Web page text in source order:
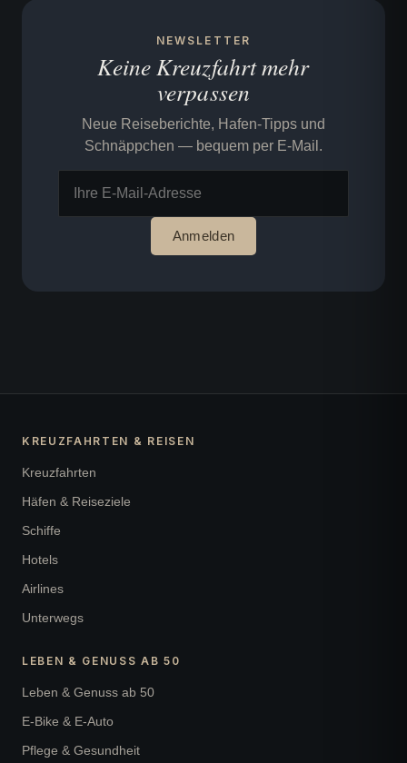
NEWSLETTER
Keine Kreuzfahrt mehr
verpassen
Neue Reiseberichte, Hafen-Tipps und
Schnäppchen — bequem per E-Mail.
Anmelden
KREUZFAHRTEN & REISEN
Kreuzfahrten
Häfen & Reiseziele
Schiffe
Hotels
Airlines
Unterwegs
LEBEN & GENUSS AB 50
Leben & Genuss ab 50
E-Bike & E-Auto
Pflege & Gesundheit